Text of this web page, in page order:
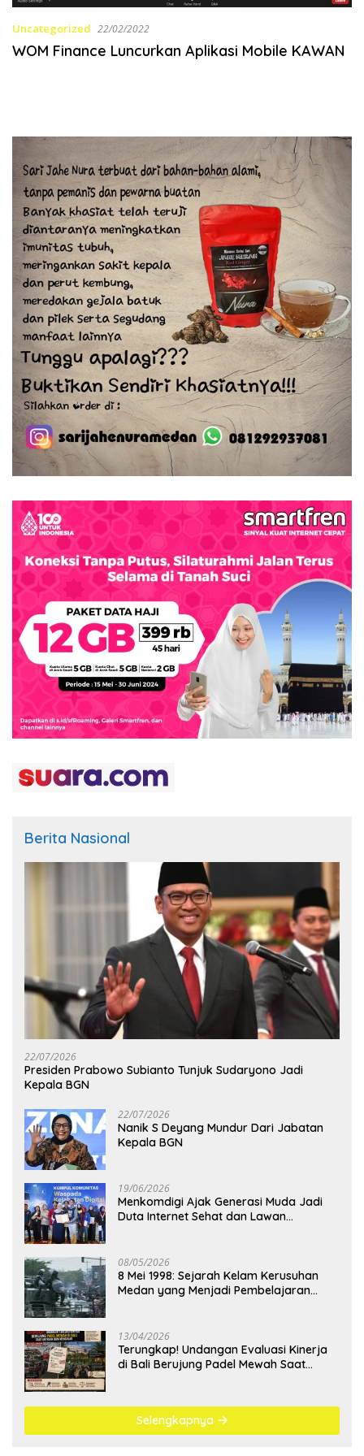
Uncategorized 22/02/2022
WOM Finance Luncurkan Aplikasi Mobile KAWAN
Berita Nasional
22/07/2026
Presiden Prabowo Subianto Tunjuk Sudaryono Jadi
Kepala BGN
22/07/2026
Nanik S Deyang Mundur Dari Jabatan
Kepala BGN
19/06/2026
Menkomdigi Ajak Generasi Muda Jadi
Duta Internet Sehat dan Lawan
08/05/2026
8 Mei 1998: Sejarah Kelam Kerusuhan
Medan yang Menjadi Pembelajaran
13/04/2026
Terungkap! Undangan Evaluasi Kinerja
di Bali Berujung Padel Mewah Saat
Selengkapnya